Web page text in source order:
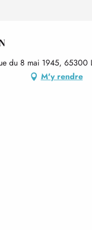
du 8 mai 1945, 65300
M'y rendre